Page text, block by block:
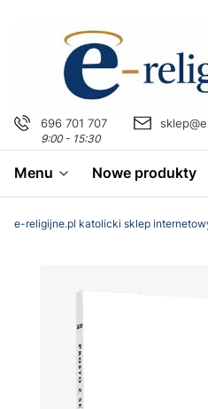
696 701 707
9:00 - 15:30
Menu Nowe produkty
e-religijne.pl katolicki sklep